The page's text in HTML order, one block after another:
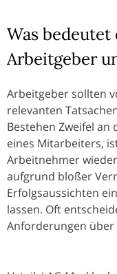
Was
Arbeitgeber
Arbeitgeber sollten
relevanten
Bestehen Zweifel
eines Mitarbeiters,
Arbeitnehmer
aufgrund bloßer
Erfolgsaussichten
lassen. Oft
Anforderungen über